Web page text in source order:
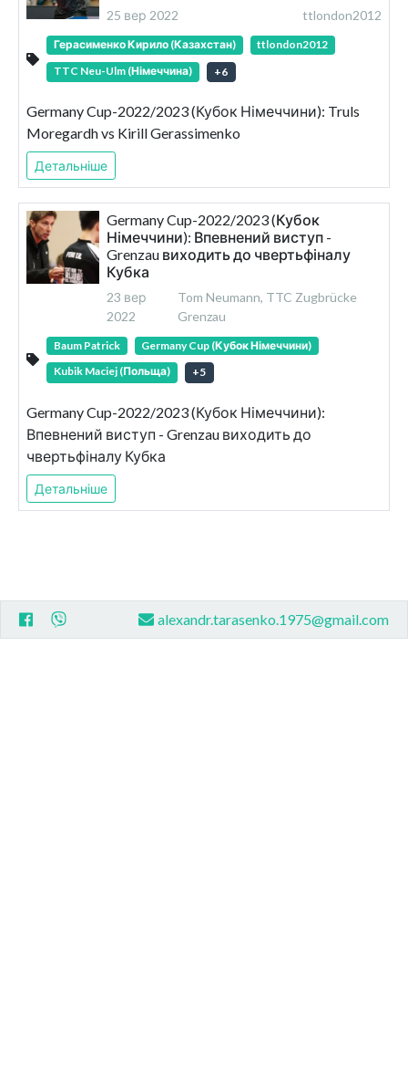
25 вер 2022 ttlondon2012
Герасименко Кирило (Казахстан)
ttlondon2012
TTC Neu-Ulm (Німеччина)
+6
Germany Cup-2022/2023 (Кубок Німеччини): Truls
Moregardh vs Kirill Gerassimenko
Детальніше
Germany Cup-2022/2023 (Кубок
Німеччини): Впевнений виступ -
Grenzau виходить до чвертьфіналу
Кубка
23 вер
2022
Tom Neumann, TTC Zugbrücke
Grenzau
Baum Patrick
Germany Cup (Кубок Німеччини)
Kubik Maciej (Польща)
+5
Germany Cup-2022/2023 (Кубок Німеччини):
Впевнений виступ - Grenzau виходить до
чвертьфіналу Кубка
Детальніше
alexandr.tarasenko.1975@gmail.com